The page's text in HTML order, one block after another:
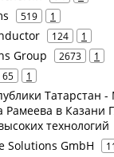
519 1
124 1
Group 2673 1
65 1
в Казани
технологий
Solutions GmbH